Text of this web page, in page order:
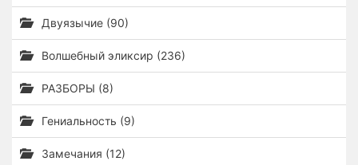
Двуязычие (90)
Волшебный эликсир (236)
РАЗБОРЫ (8)
Гениальность (9)
Замечания (12)